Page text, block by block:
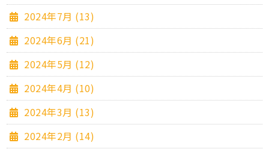
2024年7月 (13)
2024年6月 (21)
2024年5月 (12)
2024年4月 (10)
2024年3月 (13)
2024年2月 (14)